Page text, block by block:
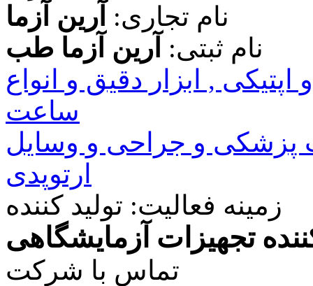
نام تجاری: آرین آزما
نام ثبتی: آرین آزما طب
, ابزار دقیق و انواع
ساعت
پزشکی و جراحی و وسایل
ارتوپدی
زمینه فعالیت: تولید کننده
تجهیزات آزمایشگاهی
تماس با شرکت